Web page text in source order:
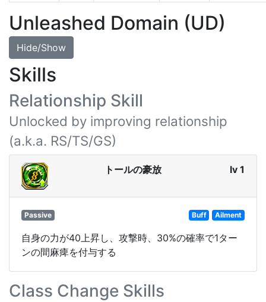
Unleashed Domain (UD)
Hide/Show
Skills
Relationship Skill
Unlocked by improving relationship
(a.k.a. RS/TS/GS)
トールの豪放 lv 1
Passive Buff Ailment
自身の力が40上昇し、攻撃時、30%の確率で1ター
ンの間麻痺を付与する
Class Change Skills